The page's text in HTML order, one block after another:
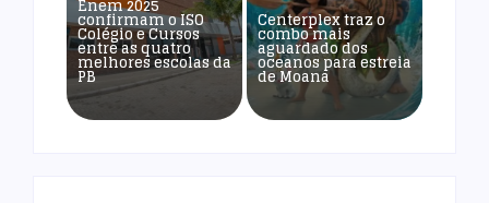
Enem 2025
confirmam o ISO
Colégio e Cursos
entre as quatro
melhores escolas da
PB
Centerplex traz o
combo mais
aguardado dos
oceanos para estreia
de Moana